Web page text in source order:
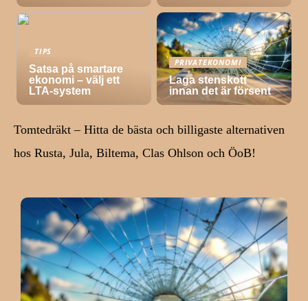
TIPS
Satsa på smartare
ekonomi – välj ett
LTA-system
PRIVATEKONOMI
Laga stenskott
innan det är försent
Tomtedräkt – Hitta de bästa och billigaste alternativen
hos Rusta, Jula, Biltema, Clas Ohlson och ÖoB!